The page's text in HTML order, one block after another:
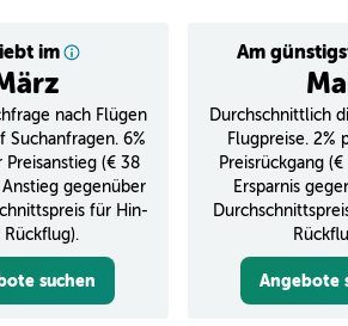
im Am
nach Flügen
Suchanfragen. 6%
(€ 38
gegenüber
für Hin-
Rückflug).
suchen
Durchschnittlich
Flugpreise. 2%
Preisrückgang
Ersparnis
Angebote